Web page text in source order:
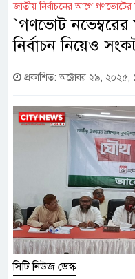
জাতীয় নির্বাচনের আগে গণভোটের
‍‍`গণভোট নভেম্বরের
নির্বাচন নিয়েও
প্রকাশিত: অক্টোবর ২৯,
সিটি নিউজ ডেস্ক